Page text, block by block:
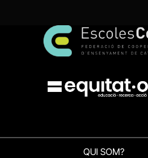
QUI SOM?